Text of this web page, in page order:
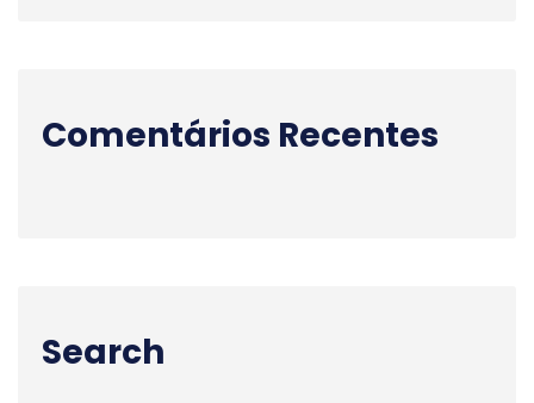
Comentários Recentes
Search